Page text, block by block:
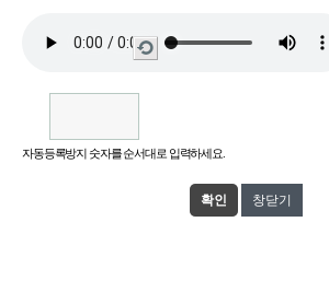
새
로
자동등록방지 숫자를 순서대로 입력하세요.
창닫기